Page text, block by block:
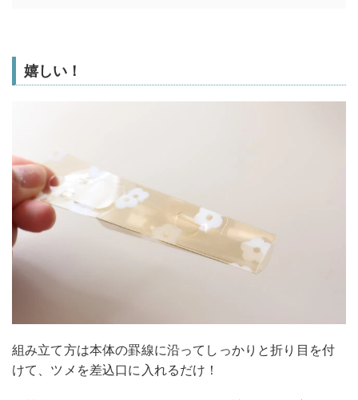
嬉しい！
組み立て方は本体の罫線に沿ってしっかりと折り目を付
けて、ツメを差込口に入れるだけ！